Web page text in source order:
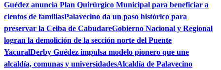
Guédez anuncia Plan Quirúrgico Municipal para beneficiar a
cientos de familiasPalavecino da un paso histórico para
preservar la Ceiba de CabudareGobierno Nacional y Regional
logran la demolición de la sección norte del Puente
YacuralDerby Guédez impulsa modelo pionero que une
alcaldía, comunas y universidadesAlcaldía de Palavecino